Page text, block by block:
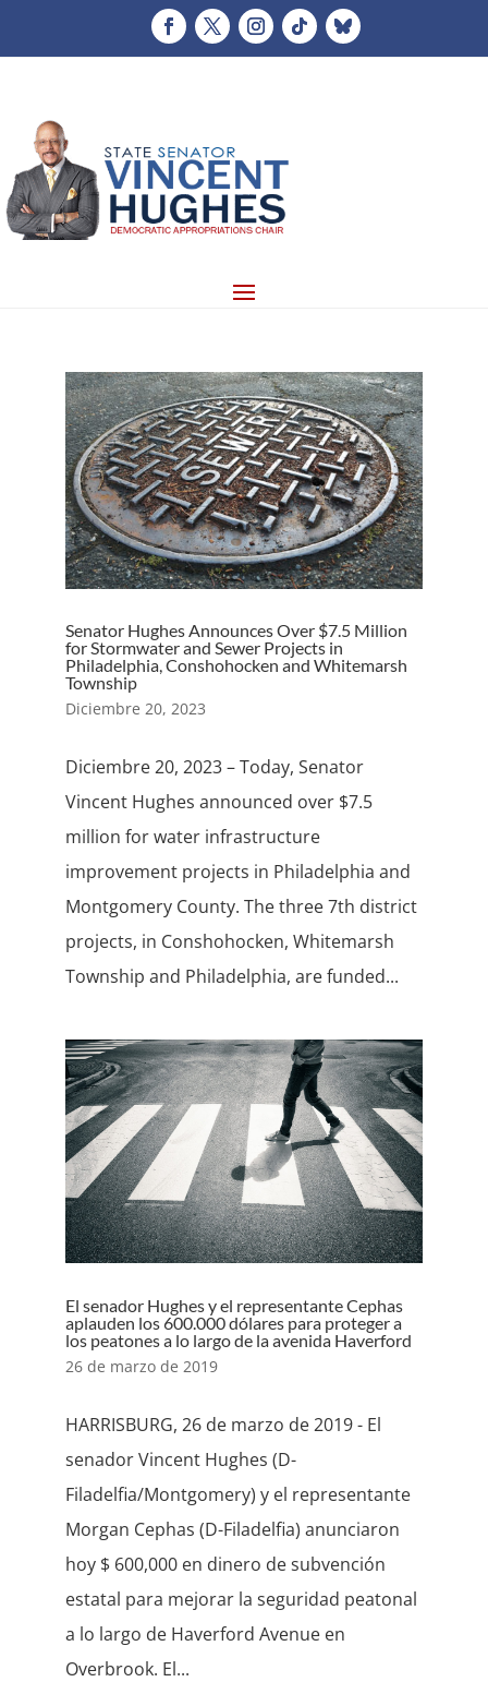
Senator Hughes Announces Over $7.5 Million
for Stormwater and Sewer Projects in
Philadelphia, Conshohocken and Whitemarsh
Township
Diciembre 20, 2023
Diciembre 20, 2023 – Today, Senator
Vincent Hughes announced over $7.5
million for water infrastructure
improvement projects in Philadelphia and
Montgomery County. The three 7th district
projects, in Conshohocken, Whitemarsh
Township and Philadelphia, are funded...
El senador Hughes y el representante Cephas
aplauden los 600.000 dólares para proteger a
los peatones a lo largo de la avenida Haverford
26 de marzo de 2019
HARRISBURG, 26 de marzo de 2019 - El
senador Vincent Hughes (D-
Filadelfia/Montgomery) y el representante
Morgan Cephas (D-Filadelfia) anunciaron
hoy $ 600,000 en dinero de subvención
estatal para mejorar la seguridad peatonal
a lo largo de Haverford Avenue en
Overbrook. El...